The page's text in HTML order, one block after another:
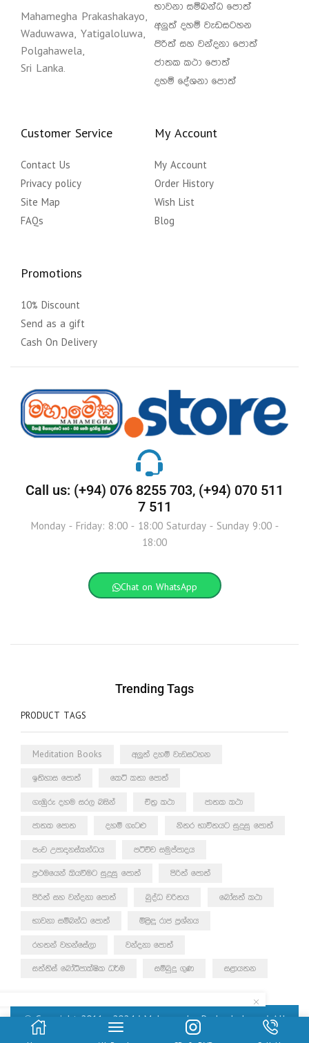
Mahamegha Prakashakayo,
Waduwawa, Yatigaloluwa,
Polgahawela,
Sri Lanka.
භාවනා සම්බන්ධ පොත්
අලුත් දහම් වැඩසටහන
පිරිත් සහ වන්දනා පොත්
ජාතක කථා පොත්
දහම් දේශනා පොත්
Customer Service
Contact Us
Privacy policy
Site Map
FAQs
My Account
My Account
Order History
Wish List
Blog
Promotions
10% Discount
Send as a gift
Cash On Delivery
Call us: (+94) 076 8255 703, (+94) 070 511
7 511
Monday - Friday: 8:00 - 18:00 Saturday - Sunday 9:00 -
18:00
Chat on WhatsApp
Trending Tags
PRODUCT TAGS
Meditation Books අලුත් දහම් වැඩසටහන
ඉතිහාස පොත් කෙටි කතා පොත්
ගැඹුරු දහම සරල බසින් චිත්‍ර කථා ජාතක කථා
ජාතක පොත දහම් ගැටළු නිතර භාවිතයට සුදුසු පොත්
පංච උපාදානස්කන්ධය පටිච්ච සමුප්පාදය
ප්‍රථමයෙන් කියවීමට සුදුසු පොත් පිරිත් පොත්
පිරිත් සහ වන්දනා පොත් බුද්ධ චරිතය බෝසත් කථා
භාවනා සම්බන්ධ පොත් මිළිඳු රාජ ප්‍රශ්නය
රහතන් වහන්සේලා වන්දනා පොත්
සත්තිස් බෝධිපාක්ෂික ධර්ම සම්බුදු ගුණ සළායතන
© Copyright 2011 – 2024 | Mahamegha Prakashakayo | All
Rights Reserved